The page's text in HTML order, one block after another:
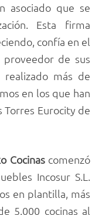
asociado que se
Esta firma
confía en el
de sus
más de
en los que han
Torres Eurocity de
Cocinascomenzó
Incosur S.L.
en plantilla, más
5.000 cocinas al